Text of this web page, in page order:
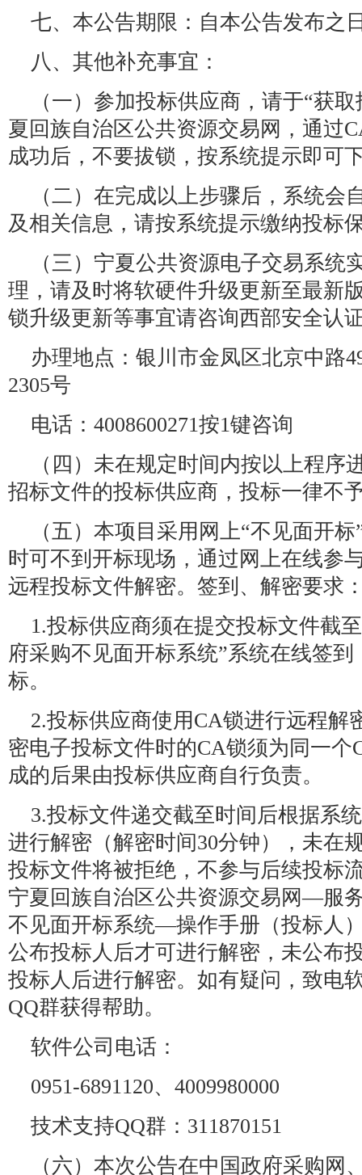
七、本公告期限：自本公告发布之
八、其他补充事宜：
（一）参加投标供应商，请于“获
夏回族自治区公共资源交易网，通过
成功后，不要拔锁，按系统提示即可
（二）在完成以上步骤后，系统会
及相关信息，请按系统提示缴纳投标
（三）宁夏公共资源电子交易系统
理，请及时将软硬件升级更新至最新
锁升级更新等事宜请咨询西部安全认
办理地点：银川市金凤区北京中路
2305号
电话：4008600271按1键咨询
（四）未在规定时间内按以上程序
招标文件的投标供应商，投标一律不
（五）本项目采用网上“不见面开
时可不到开标现场，通过网上在线参
远程投标文件解密。签到、解密要求
1.投标供应商须在提交投标文件截
府采购不见面开标系统”系统在线签
标。
2.投标供应商使用CA锁进行远程解
密电子投标文件时的CA锁须为同一
成的后果由投标供应商自行负责。
3.投标文件递交截至时间后根据系
进行解密（解密时间30分钟），未在
投标文件将被拒绝，不参与后续投标
宁夏回族自治区公共资源交易网—服
不见面开标系统—操作手册（投标人
公布投标人后才可进行解密，未公布
投标人后进行解密。如有疑问，致电
QQ群获得帮助。
软件公司电话：
0951-6891120、4009980000
技术支持QQ群：311870151
（六）本次公告在中国政府采购网